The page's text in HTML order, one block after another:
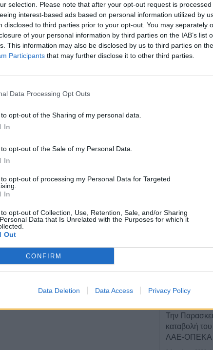
selection. Please note that after your opt-out request is
interest-based ads based on personal information utilized by
disclosed to third parties prior to your opt-out. You may separately
of your personal information by third parties on the IAB’s list
This information may also be disclosed by us to third parties on the
Participants that may further disclose it to other third parties.
Data Processing Opt Outs
opt-out of the Sharing of my personal data.
In
opt-out of the Sale of my Personal Data.
In
opt-out of processing my Personal Data for Targeted
In
opt-out of Collection, Use, Retention, Sale, and/or Sharing
Data that Is Unrelated with the Purposes for which it
Out
CONFIRM
Data Deletion Data Access Privacy Policy
Πωλείται μονοκατοικία τριών επιπέδων στο καταπράσινο Πευκόφυτο Καρδίτσας
Άνω Λιόσια:
6 Αυγούστου 2026,
κηδεία του
στην Κρήνη
2027
Την
καταβολή
ΛΑΕ-ΟΠΕΚΑ